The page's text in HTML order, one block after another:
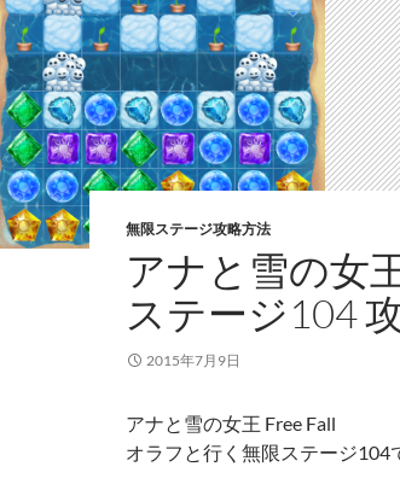
無限ステージ攻略方法
アナと雪の女
ステージ104
2015年7月9日
アナと雪の女王 Free Fall
オラフと行く無限ステージ104